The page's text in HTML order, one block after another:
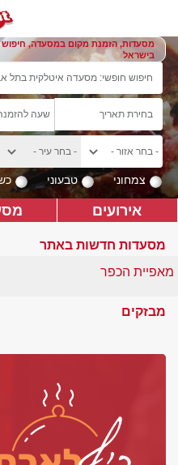
מסעדות, הזמנת מקום במסעדה, חיפוש
בישראל
צמחוני טבעוני
אירועים
מסעדות חדשות באתר
מאפיית הכפר
מבזקים